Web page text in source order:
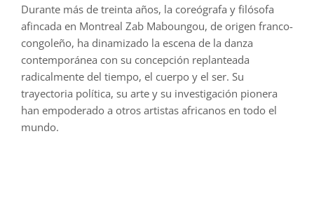
Durante más de treinta años, la coreógrafa y filósofa
afincada en Montreal Zab Maboungou, de origen franco-
congoleño, ha dinamizado la escena de la danza
contemporánea con su concepción replanteada
radicalmente del tiempo, el cuerpo y el ser. Su
trayectoria política, su arte y su investigación pionera
han empoderado a otros artistas africanos en todo el
mundo.